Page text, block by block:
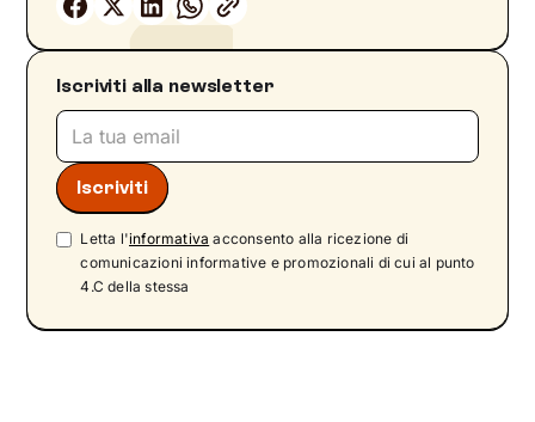
Iscriviti alla newsletter
Letta l'informativa acconsento alla ricezione di
comunicazioni informative e promozionali di cui al punto
4.C della stessa